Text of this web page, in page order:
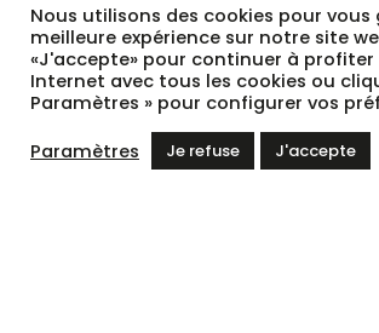
Défenseur des droits.
Citis, le Pentacle -5 avenue de
Hérouville Saint-Clair
02 31 79 23 89
Nous utilisons des cookies pour
meilleure expérience sur notre site
«J'accepte» pour continuer à
Internet avec tous les cookies ou
Paramètres » pour configurer vos
Paramètres
Je refuse J'accepte